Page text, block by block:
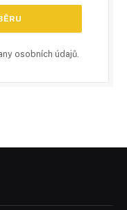
osobních údajů